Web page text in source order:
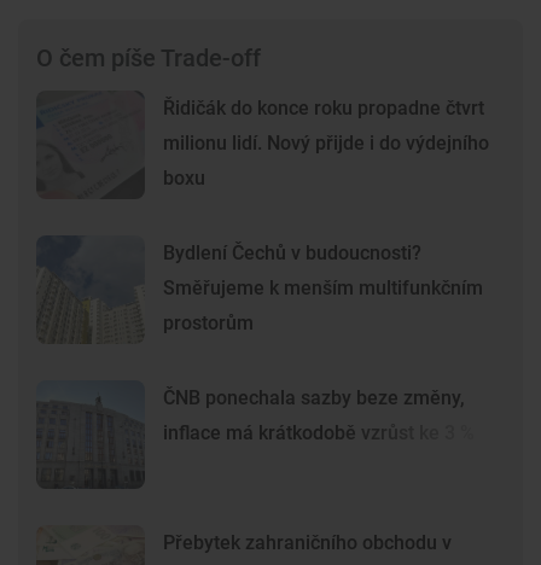
O čem píše Trade-off
Řidičák do konce roku propadne čtvrt
milionu lidí. Nový přijde i do výdejního
boxu
Bydlení Čechů v budoucnosti?
Směřujeme k menším multifunkčním
prostorům
ČNB ponechala sazby beze změny,
inflace má krátkodobě vzrůst ke 3 %
Přebytek zahraničního obchodu v